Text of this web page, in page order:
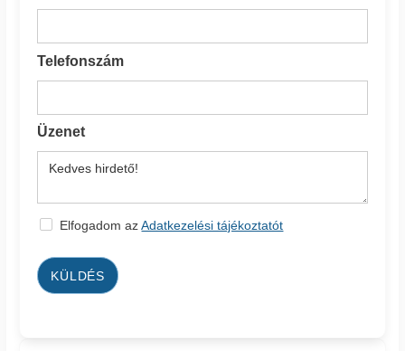
Telefonszám
Üzenet
Elfogadom azAdatkezelési tájékoztatót
KÜLDÉS